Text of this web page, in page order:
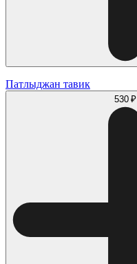
Патлыджан тавик
530 ₽